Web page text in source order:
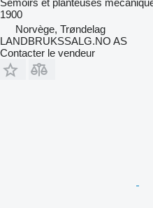
1900
Norvège, Trøndelag
LANDBRUKSSALG.NO AS
Contacter le vendeur